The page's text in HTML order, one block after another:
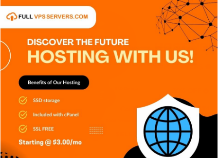
APPS GENERAL
NOTICIAS